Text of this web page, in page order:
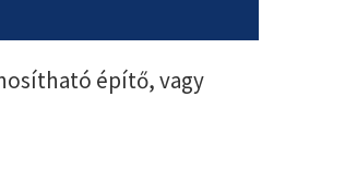
építő, vagy